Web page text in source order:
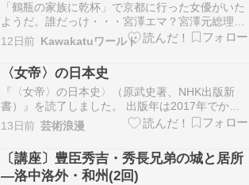
「鶴瓶の家族に乾杯」で京都に行った女優がいた
ようだ。誰だっけ・・・宮澤エマ？宮澤元総理の
お孫さん・・・。あ。そう。で、御香宮まで行っ
てそこの祭神が神功皇后ということも知らないま
ま、豊國神社の秀吉と家康にお参りして本宮は無
視。さらに桃山と言えば桓武天皇、明治天皇、昭
憲皇太后のご陵墓…
12日前 Kawakatuワールド
〈女帝〉の日本史
『〈女帝〉の日本史〉（原武史著、NHK出版新
書）』を読了しました。 出版年は2017年でかな
り前ですが、皇室典範の改正や女性宰相の誕生な
どタイムリーな話題が続いていることもあり、手
に取りました。 本書は日本における女性の権力者
の歴史だけでなく、より視野を広げるべく、日本
に大きな…
13日前 芸術浪漫
〔講座〕豊臣秀吉・秀長兄弟の城と居所
―洛中洛外・和州(2回)